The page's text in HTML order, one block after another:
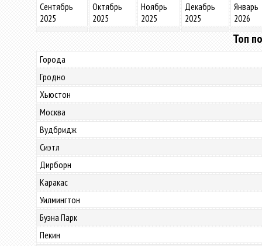
Сентябрь
2025
Октябрь
2025
Ноябрь
2025
Декабрь
2025
Январь
2026
Топ
Города
Гродно
Хьюстон
Москва
Вудбридж
Сиэтл
Дирборн
Каракас
Уилмингтон
Буэна Парк
Пекин